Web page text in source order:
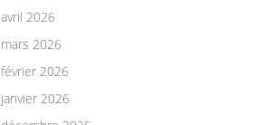
avril 2026
mars 2026
février 2026
janvier 2026